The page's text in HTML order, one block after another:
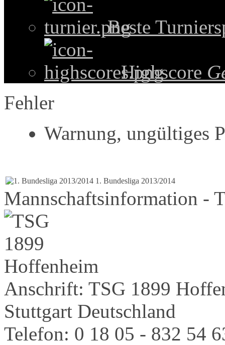
Beste
Highscore
Fehler
Warnung, ungültiges
1. Bundesliga 2013/2014
Mannschaftsinformation -
Anschrift: TSG 1899
Stuttgart Deutschland
Telefon: 0 18 05 - 832 54